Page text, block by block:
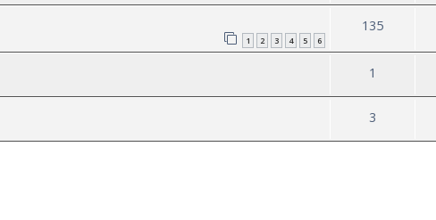
1 2 3 4 5 6
135
1
3